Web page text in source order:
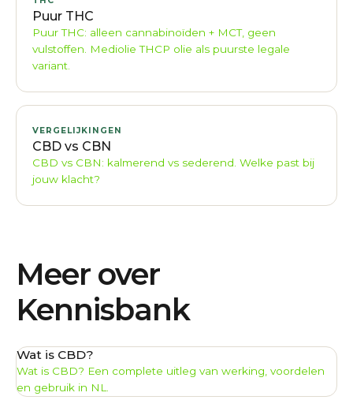
Puur THC
Puur THC: alleen cannabinoïden + MCT, geen
vulstoffen. Mediolie THCP olie als puurste legale
variant.
VERGELIJKINGEN
CBD vs CBN
CBD vs CBN: kalmerend vs sederend. Welke past bij
jouw klacht?
Meer over
Kennisbank
Wat is CBD?
Wat is CBD? Een complete uitleg van werking, voordelen
en gebruik in NL.